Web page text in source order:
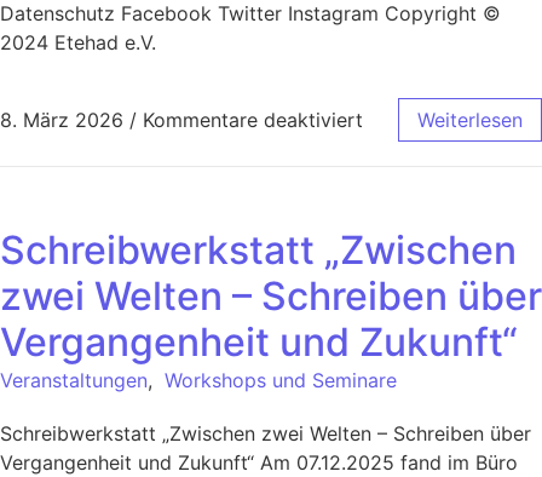
Datenschutz Facebook Twitter Instagram Copyright ©
2024 Etehad e.V.
8. März 2026 / Kommentare deaktiviert Weiterlesen
Schreibwerkstatt „Zwischen
zwei Welten – Schreiben über
Vergangenheit und Zukunft“
Veranstaltungen, Workshops und Seminare
Schreibwerkstatt „Zwischen zwei Welten – Schreiben über
Vergangenheit und Zukunft“ Am 07.12.2025 fand im Büro